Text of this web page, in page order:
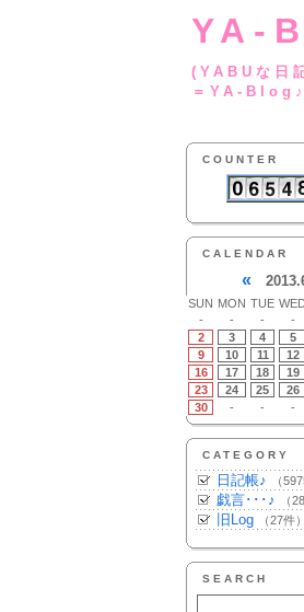
YA-
＝YA-
COUNTER
CALENDAR
«
SUN MON TUE
-
- - -
2
3 4 5
9
10 11 12
16
17 18 19
23
24 25 26
30
- - -
CATEGORY
日記帳♪ （
戯言･･･♪ （
旧Log （27件）
SEARCH